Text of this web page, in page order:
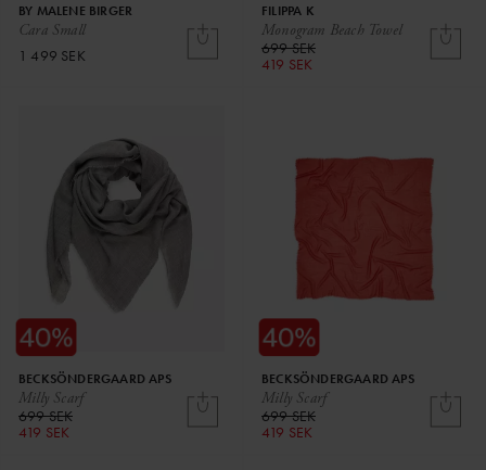
Cara Small
BY MALENE BIRGER
1 499 SEK
Monogram Beach Towel
FILIPPA K
699 SEK
419 SEK
Milly Scarf
BECKSÖNDERGAARD APS
699 SEK
419 SEK
Milly Scarf
BECKSÖNDERGAARD APS
699 SEK
419 SEK